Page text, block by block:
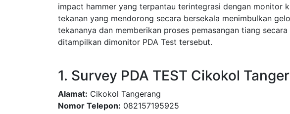
impact hammer yang terpantau terintegrasi dengan monitor
tekanan yang mendorong secara bersekala menimbulkan
tekananya dan memberikan proses pemasangan tiang
ditampilkan dimonitor PDA Test tersebut.
1. Survey PDA TEST Cikokol
Alamat: Cikokol Tangerang
Nomor Telepon: 082157195925